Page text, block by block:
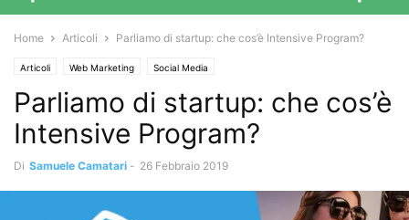
Home Articoli Parliamo di startup: che cos’è Intensive Program?
Articoli Web Marketing Social Media
Parliamo di startup: che cos’è
Intensive Program?
Di Samuele Camatari - 26 Febbraio 2019